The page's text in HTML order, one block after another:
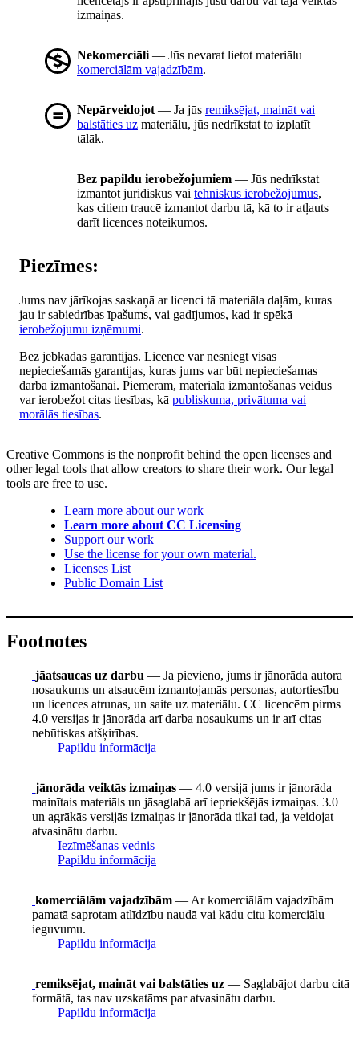
izmaiņas.
Nekomerciāli — Jūs nevarat lietot materiālu
komerciālām vajadzībām.
Nepārveidojot — Ja jūs remiksējat, maināt vai
balstāties uz materiālu, jūs nedrīkstat to izplatīt
tālāk.
Bez papildu ierobežojumiem — Jūs nedrīkstat
izmantot juridiskus vai tehniskus ierobežojumus,
kas citiem traucē izmantot darbu tā, kā to ir atļauts
darīt licences noteikumos.
Piezīmes:
Jums nav jārīkojas saskaņā ar licenci tā materiāla daļām, kuras
jau ir sabiedrības īpašums, vai gadījumos, kad ir spēkā
ierobežojumu izņēmumi.
Bez jebkādas garantijas. Licence var nesniegt visas
nepieciešamās garantijas, kuras jums var būt nepieciešamas
darba izmantošanai. Piemēram, materiāla izmantošanas veidus
var ierobežot citas tiesības, kā publiskuma, privātuma vai
morālās tiesības.
Creative Commons is the nonprofit behind the open licenses and
other legal tools that allow creators to share their work. Our legal
tools are free to use.
Learn more about our work
Learn more about CC Licensing
Support our work
Use the license for your own material.
Licenses List
Public Domain List
Footnotes
jāatsaucas uz darbu — Ja pievieno, jums ir jānorāda autora
nosaukums un atsaucēm izmantojamās personas, autortiesību
un licences atrunas, un saite uz materiālu. CC licencēm pirms
4.0 versijas ir jānorāda arī darba nosaukums un ir arī citas
nebūtiskas atšķirības.
Papildu informācija
jānorāda veiktās izmaiņas — 4.0 versijā jums ir jānorāda
mainītais materiāls un jāsaglabā arī iepriekšējās izmaiņas. 3.0
un agrākās versijās izmaiņas ir jānorāda tikai tad, ja veidojat
atvasinātu darbu.
Iezīmēšanas vednis
Papildu informācija
komerciālām vajadzībām — Ar komerciālām vajadzībām
pamatā saprotam atlīdzību naudā vai kādu citu komerciālu
ieguvumu.
Papildu informācija
remiksējat, maināt vai balstāties uz — Saglabājot darbu citā
formātā, tas nav uzskatāms par atvasinātu darbu.
Papildu informācija